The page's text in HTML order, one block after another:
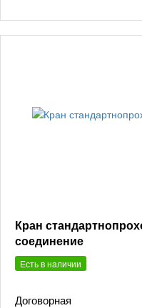
Кран
соединение
Есть в наличии
Договорная